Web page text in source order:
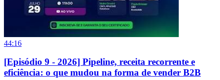
44:16
[Episódio 9 - 2026] Pipeline, receita recorrente e
eficiência: o que mudou na forma de vender B2B